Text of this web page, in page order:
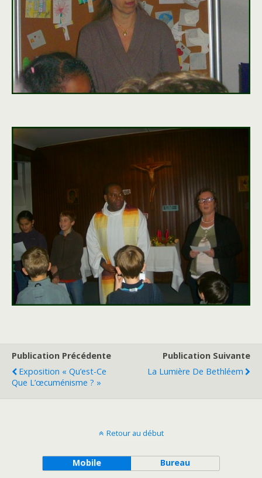
Publication Précédente
Exposition « Qu’est-Ce
Que L’œcuménisme ? »
Publication Suivante
La Lumière De Bethléem
Retour au début
Mobile Bureau